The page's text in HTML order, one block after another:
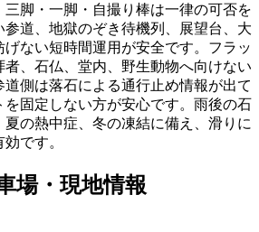
三脚・一脚・自撮り棒は一律の可否を
参道、地獄のぞき待機列、展望台、大
ない短時間運用が安全です。フラッ
、石仏、堂内、野生動物へ向けない
側は落石による通行止め情報が出て
を固定しない方が安心です。雨後の石
の熱中症、冬の凍結に備え、滑りに
です。
場・現地情報